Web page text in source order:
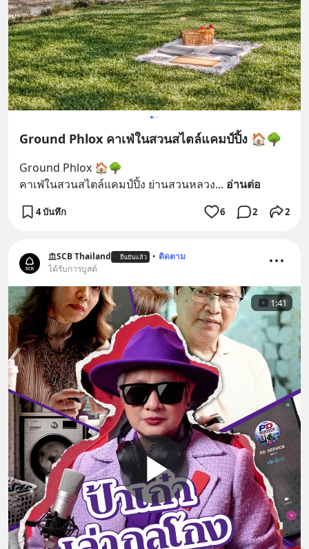
Ground Phlox คาเฟ่ในสวนสไตล์แคมป์ปิ้ง 🏠🌳
Ground Phlox 🏠🌳
คาเฟ่ในสวนสไตล์แคมป์ปิ้ง ย่านสวนหลวง... อ่านต่อ
4 บันทึก 6 2 2
SCB Thailand ยืนยันแล้ว • ติดตาม
ได้รับการบูสต์
1:41